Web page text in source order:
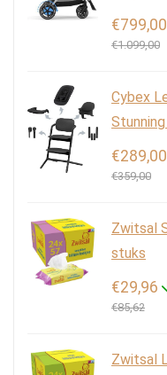
€799,00
€1.099,00
Cybex
€289,00
€359,00
Zwitsal
stuks
€29,96
€85,62
Zwitsal